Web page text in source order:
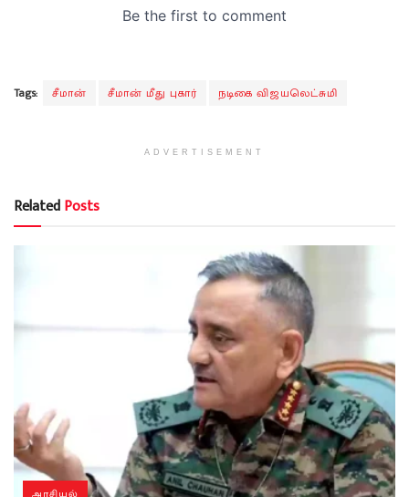
Tags: சீமான் சீமான் மீது புகார் நடிகை விஜயலெட்சுமி
ADVERTISEMENT
RelatedPosts